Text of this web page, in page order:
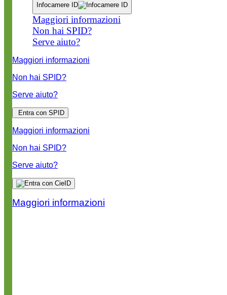
Infocamere ID
Maggiori informazioni
Non hai SPID?
Serve aiuto?
Maggiori informazioni
Non hai SPID?
Serve aiuto?
Entra con SPID
Maggiori informazioni
Non hai SPID?
Serve aiuto?
Maggiori informazioni